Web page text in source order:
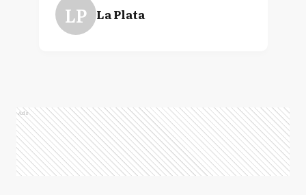
LP La Plata
Ads